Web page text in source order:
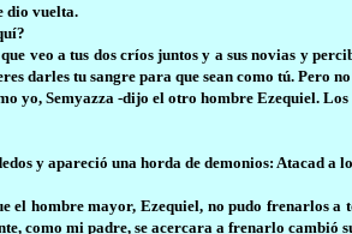
dio vuelta.
veo a tus dos críos juntos y a sus novias y
darles tu sangre para que sean como tú. Pero
yo, Semyazza -dijo el otro hombre Ezequiel. Los
y apareció una horda de demonios: Atacad a
el hombre mayor, Ezequiel, no pudo frenarlos a
como mi padre, se acercara a frenarlo cambió